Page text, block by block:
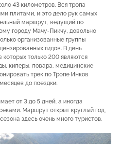
43 километров. Вся тропа
плитами, и это дело рук самых
маршрут, ведущий по
городу Мачу-Пикчу, довольно
организованные группы
гидов. В день
только 200 являются
киперы, повара, медицинские
трек по Тропе Инков
до поездки.
от 3 до 5 дней, а иногда
Маршрут открыт круглый год,
здесь очень много туристов.